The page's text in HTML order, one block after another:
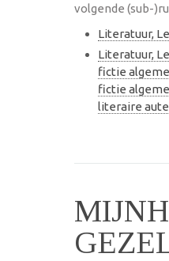
volgende (sub-
Literatuur,
Literatuur,
fictie
fictie
literaire